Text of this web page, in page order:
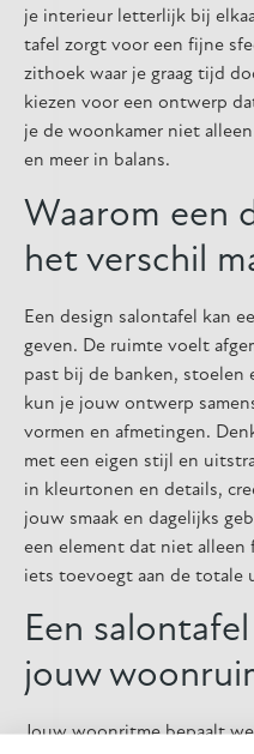
je interieur letterlijk bij
tafel zorgt voor een fijne
zithoek waar je graag tijd
kiezen voor een ontwerp
je de woonkamer niet
en meer in balans.
Waarom een
het verschil
Een design salontafel kan
geven. De ruimte voelt
past bij de banken, stoelen
kun je jouw ontwerp
vormen en afmetingen.
met een eigen stijl en
in kleurtonen en details,
jouw smaak en dagelijks
een element dat niet alleen
iets toevoegt aan de totale
Een
jouw
Jouw woonritme bepaalt